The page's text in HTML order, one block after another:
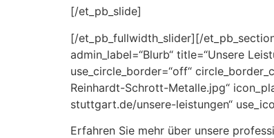
[/et_pb_slide]
[/et_pb_fullwidth_slider][/
admin_label=“Blurb“ title=“Unsere
use_circle_border=“off“
Reinhardt-Schrott-Metalle.jpg“
stuttgart.de/unsere-leistungen“
Erfahren Sie mehr über unsere